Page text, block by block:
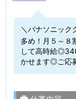
＼パナソニック
多め！月５～８
して高時給
かせます◎ご応